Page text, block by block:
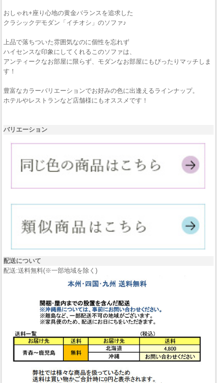
おしゃれ+座り心地の黄金バランスを追求した
クラシックデモダン「イチオシ」のソファ♪
上品で落ちついた雰囲気なのに個性を忘れず
ハイセンスな印象にしてくれるこのソファは、
アンティークなお部屋に限らず、モダンなお部屋にもぴったりマッチしま
す！
豊富なカラーバリエーションでお好みの色に出逢えるラインナップ。
ホテルやレストランなど店舗様にもオススメです！
バリエーション
配送について
配送:送料無料(※一部地域を除く)